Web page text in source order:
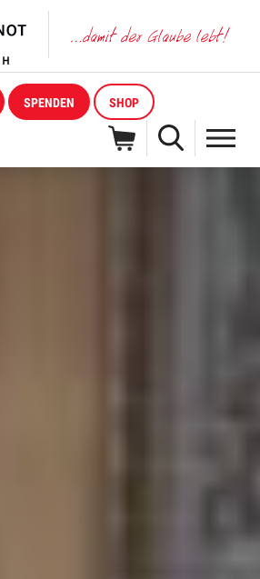
SPENDEN SHOP